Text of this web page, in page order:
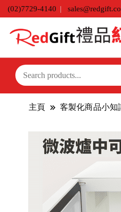
(02)7729-4140
主頁 客製化商品小知